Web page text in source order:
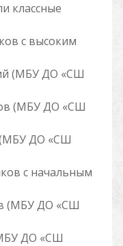
классные
с высоким
(МБУ ДО «СШ
(МБУ ДО «СШ
(МБУ ДО «СШ
с начальным
(МБУ ДО «СШ
ДО «СШ